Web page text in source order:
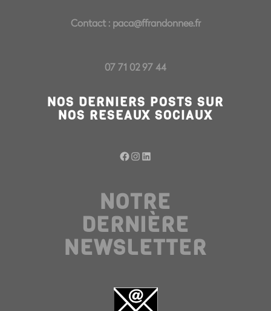
Contact : paca@ffrandonnee.fr
07 71 02 97 44
NOS DERNIERS POSTS SUR
NOS RESEAUX SOCIAUX
Facebook
Instagram
LinkedIn
NOTRE
DERNIÈRE
NEWSLETTER